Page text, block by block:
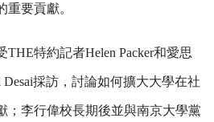
重要貢獻。
THE特約記者Helen Packer和愛思
Desai採訪，討論如何擴大大學在社
；李行偉校長期後並與南京大學黨